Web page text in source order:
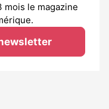
le magazine